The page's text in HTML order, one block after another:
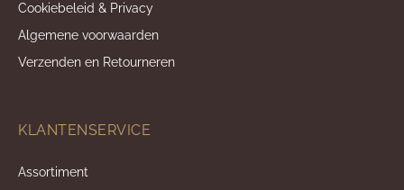
Cookiebeleid & Privacy
Algemene voorwaarden
Verzenden en Retourneren
KLANTENSERVICE
Assortiment